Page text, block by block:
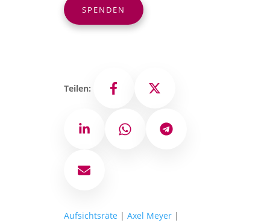
SPENDEN
Teilen: Facebook X
LinkedIn WhatsAppTelegram
E-Mail
Aufsichtsräte | Axel Meyer|